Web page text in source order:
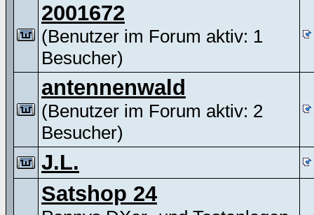
2001672
(Benutzer im Forum aktiv: 1
Besucher)
antennenwald
(Benutzer im Forum aktiv: 2
Besucher)
J.L.
Satshop 24